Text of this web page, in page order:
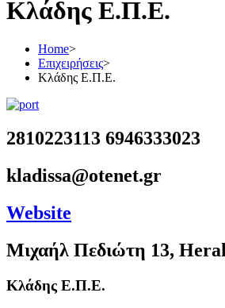
Κλάδης Ε.Π.Ε.
Home>
Επιχειρήσεις>
Κλάδης Ε.Π.Ε.
2810223113 6946333023
kladissa@otenet.gr
Website
Μιχαήλ Πεδιώτη 13,
Κλάδης Ε.Π.Ε.